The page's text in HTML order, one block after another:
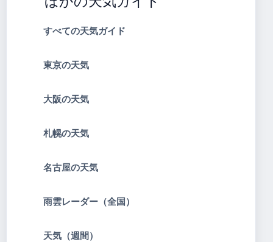
すべての天気ガイド
東京の天気
大阪の天気
札幌の天気
名古屋の天気
雨雲レーダー（全国）
天気（週間）